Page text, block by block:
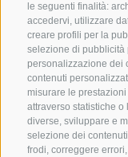
le seguenti finalità:
accedervi, utilizzare
creare profili per la
selezione di pubblicità
personalizzazione dei
contenuti
misurare le
attraverso statistiche
diverse, sviluppare e
selezione dei
frodi, correggere